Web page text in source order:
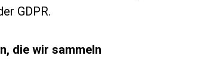
GDPR.
die wir sammeln